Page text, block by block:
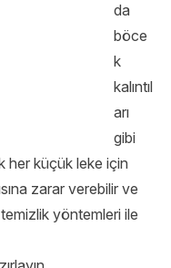
da
böce
k
kalıntıl
arı
gibi
her küçük leke için
zarar verebilir ve
yöntemleri ile